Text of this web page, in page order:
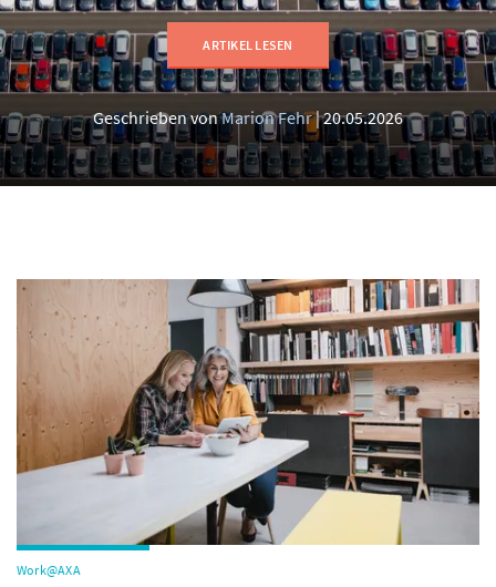
ARTIKEL LESEN
Geschrieben vonMarion Fehr 20.05.2026
Work@AXA